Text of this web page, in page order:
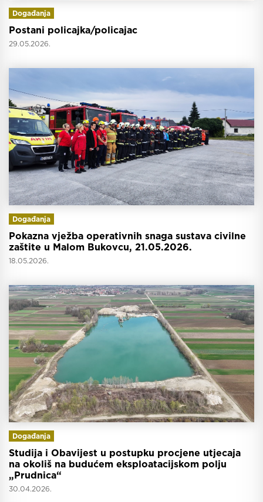
Događanja
Postani policajka/policajac
29.05.2026.
Događanja
Pokazna vježba operativnih snaga sustava civilne
zaštite u Malom Bukovcu, 21.05.2026.
18.05.2026.
Događanja
Studija i Obavijest u postupku procjene utjecaja
na okoliš na budućem eksploatacijskom polju
„Prudnica“
30.04.2026.